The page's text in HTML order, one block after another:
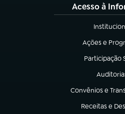
Acesso à
(abre em
Ações e
(abre em
Participação
(abre em
(abre em
Convênios e
(abre em nova
Receitas e
(abre em